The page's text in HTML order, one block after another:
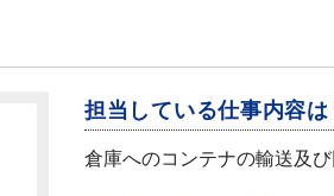
担当している仕事内容は
倉庫へのコンテナの輸送及